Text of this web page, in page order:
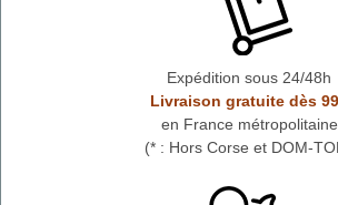
Expédition sous 24/48h
Livraison gratuite dès
en France métropolitaine
(* : Hors Corse et DOM-